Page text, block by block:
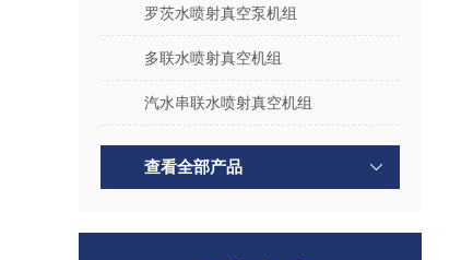
罗茨水喷射真空泵机组
多联水喷射真空机组
汽水串联水喷射真空机组
查看全部产品